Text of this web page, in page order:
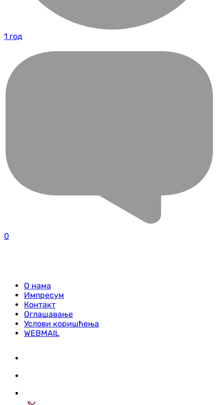
1 год
0
О нама
Импресум
Контакт
Оглашавање
Услови коришћења
WEBMAIL